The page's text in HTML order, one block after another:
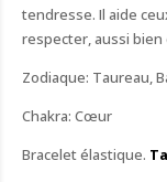
tendresse. Il aide
respecter, aussi bien
Zodiaque: Taureau,
Chakra: Cœur
Bracelet élastique.